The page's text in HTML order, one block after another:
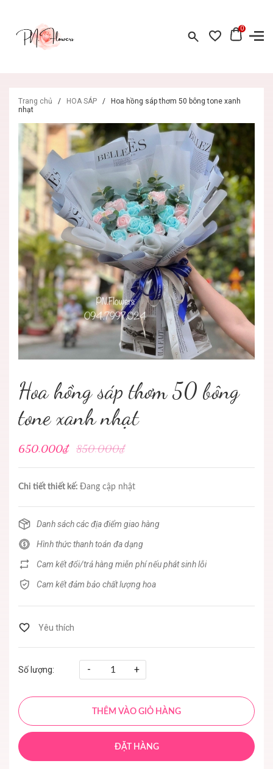
0
Trang chủ / HOA SÁP /
Hoa hồng sáp thơm 50 bông tone xanh
nhạt
Hoa hồng sáp thơm 50 bông
tone xanh nhạt
650.000₫ 850.000₫
Chi tiết thiết kế: Đang cập nhật
Danh sách các địa điểm giao hàng
Hình thức thanh toán đa dạng
Cam kết đổi/trả hàng miễn phí nếu phát sinh lỗi
Cam kết đảm bảo chất lượng hoa
Số lượng: - +
THÊM VÀO GIỎ HÀNG
ĐẶT HÀNG